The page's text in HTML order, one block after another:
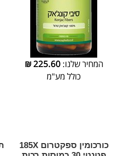
המחיר שלנו:225.60
₪
כולל מע"מ
כורכומין ספקטרום 185X